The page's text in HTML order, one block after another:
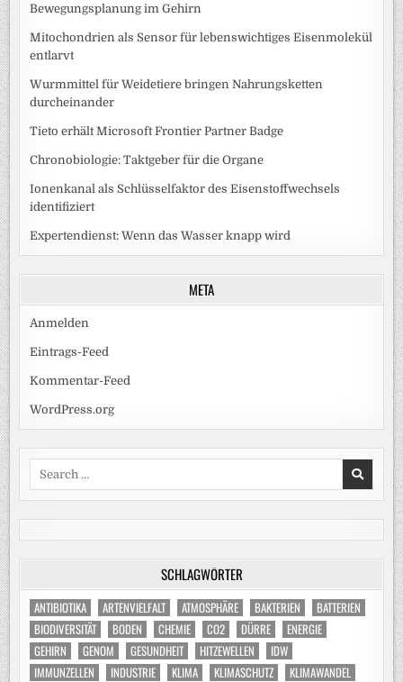
Bewegungsplanung im Gehirn
Mitochondrien als Sensor für lebenswichtiges Eisenmolekül
entlarvt
Wurmmittel für Weidetiere bringen Nahrungsketten
durcheinander
Tieto erhält Microsoft Frontier Partner Badge
Chronobiologie: Taktgeber für die Organe
Ionenkanal als Schlüsselfaktor des Eisenstoffwechsels
identifiziert
Expertendienst: Wenn das Wasser knapp wird
META
Anmelden
Eintrags-Feed
Kommentar-Feed
WordPress.org
SCHLAGWÖRTER
ANTIBIOTIKA ARTENVIELFALT ATMOSPHÄRE BAKTERIEN
BATTERIEN
BIODIVERSITÄT
BODEN CHEMIE CO2 DÜRRE
ENERGIE
GEHIRN
GENOM GESUNDHEIT HITZEWELLEN
IDW
IMMUNZELLEN
INDUSTRIE KLIMA KLIMASCHUTZ
KLIMAWANDEL